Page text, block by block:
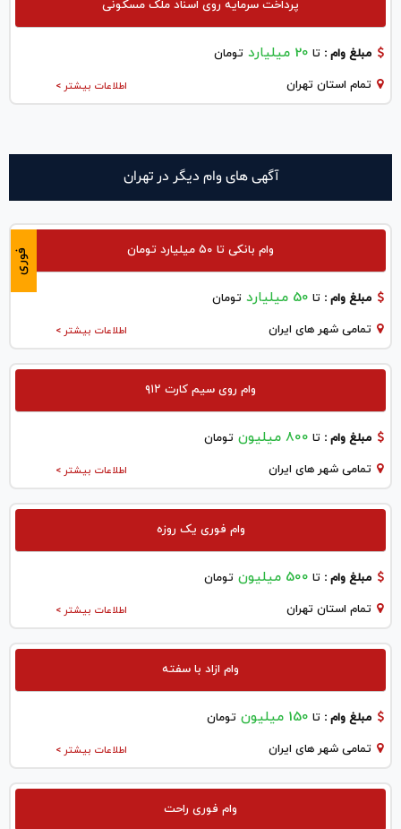
پرداخت سرمایه روی اسناد ملک مسکونی
مبلغ وام : تا 20 میلیارد تومان
اطلاعات بیشتر > تمام استان تهران
آگهی های وام دیگر در تهران
فوری وام بانکی تا ۵۰ میلیارد تومان
مبلغ وام : تا 50 میلیارد تومان
اطلاعات بیشتر > تمامی شهر های ایران
وام روی سیم کارت ۹۱۲
مبلغ وام : تا 800 میلیون تومان
اطلاعات بیشتر > تمامی شهر های ایران
وام فوری یک روزه
مبلغ وام : تا 500 میلیون تومان
اطلاعات بیشتر > تمام استان تهران
وام ازاد با سفته
مبلغ وام : تا 150 میلیون تومان
اطلاعات بیشتر > تمامی شهر های ایران
وام فوری راحت